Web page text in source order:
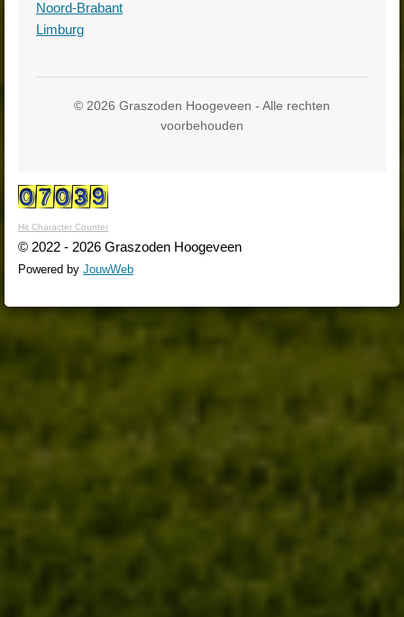
Noord-Brabant
Limburg
© 2026 Graszoden Hoogeveen - Alle rechten
voorbehouden
Hit Character Counter
© 2022 - 2026 Graszoden Hoogeveen
Powered by JouwWeb